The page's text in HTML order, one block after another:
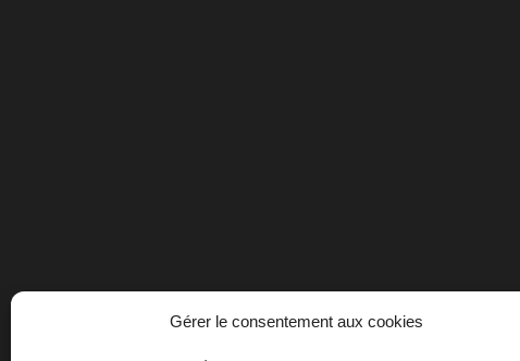
Gérer le consentement aux cookies